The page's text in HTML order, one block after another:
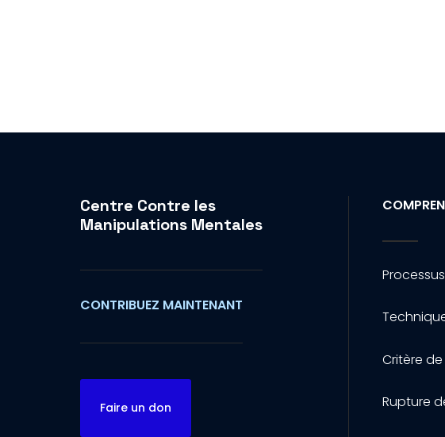
Centre Contre les
Manipulations Mentales
CONTRIBUEZ MAINTENANT
Faire un don
Critère
Rupture